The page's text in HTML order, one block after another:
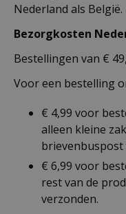
Nederland als België.
Bezorgkosten
Bestellingen van €
Voor een bestelling
€ 4,99 voor
alleen kleine
brievenbuspost
€ 6,99 voor
rest van de
verzonden.